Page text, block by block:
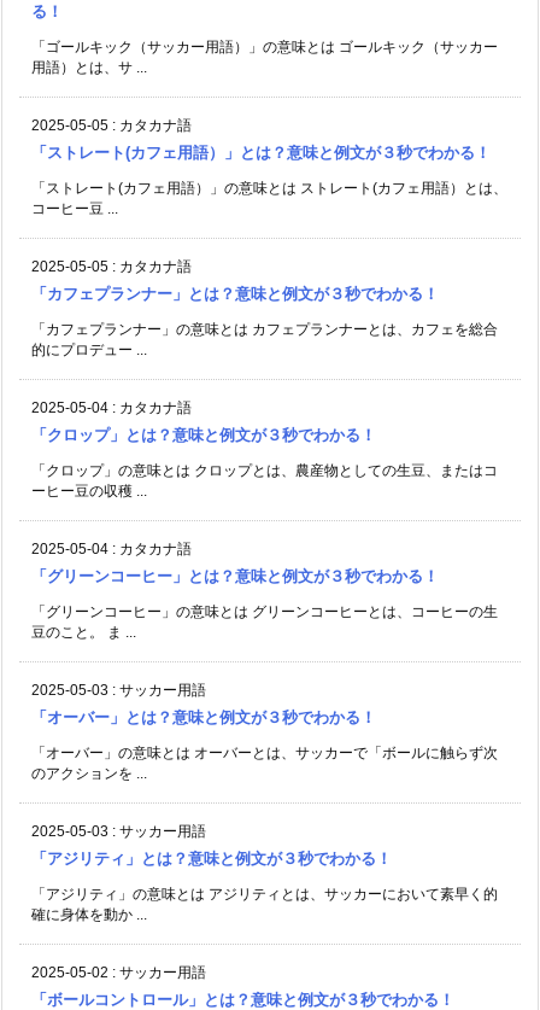
る！
「ゴールキック（サッカー用語）」の意味とは ゴールキック（サッカー
用語）とは、サ ...
2025-05-05 : カタカナ語
「ストレート(カフェ用語）」とは？意味と例文が３秒でわかる！
「ストレート(カフェ用語）」の意味とは ストレート(カフェ用語）とは、
コーヒー豆 ...
2025-05-05 : カタカナ語
「カフェプランナー」とは？意味と例文が３秒でわかる！
「カフェプランナー」の意味とは カフェプランナーとは、カフェを総合
的にプロデュー ...
2025-05-04 : カタカナ語
「クロップ」とは？意味と例文が３秒でわかる！
「クロップ」の意味とは クロップとは、農産物としての生豆、またはコ
ーヒー豆の収穫 ...
2025-05-04 : カタカナ語
「グリーンコーヒー」とは？意味と例文が３秒でわかる！
「グリーンコーヒー」の意味とは グリーンコーヒーとは、コーヒーの生
豆のこと。 ま ...
2025-05-03 : サッカー用語
「オーバー」とは？意味と例文が３秒でわかる！
「オーバー」の意味とは オーバーとは、サッカーで「ボールに触らず次
のアクションを ...
2025-05-03 : サッカー用語
「アジリティ」とは？意味と例文が３秒でわかる！
「アジリティ」の意味とは アジリティとは、サッカーにおいて素早く的
確に身体を動か ...
2025-05-02 : サッカー用語
「ボールコントロール」とは？意味と例文が３秒でわかる！